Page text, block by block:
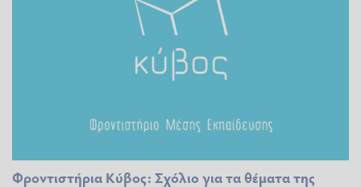
Φροντιστήρια Κύβος: Σχόλιο για τα θέματα της